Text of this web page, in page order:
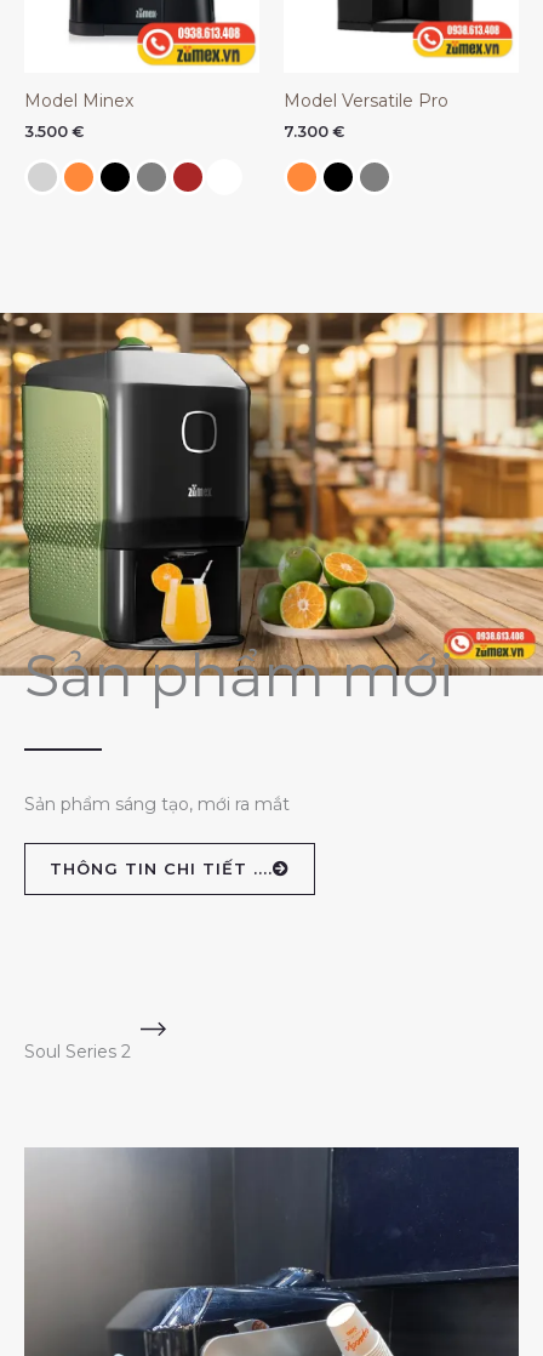
Model Minex
3.500 €
Model Versatile Pro
7.300 €
Sản phẩm mới
Sản phẩm sáng tạo, mới ra mắt
THÔNG TIN CHI TIẾT ....
Soul Series 2